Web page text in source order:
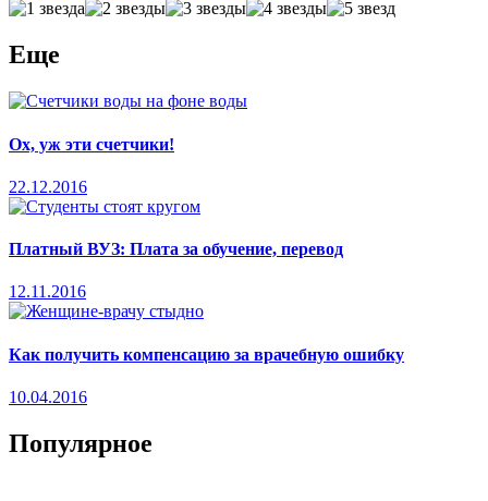
Еще
Ох, уж эти счетчики!
22.12.2016
Платный ВУЗ: Плата за обучение, перевод
12.11.2016
Как получить компенсацию за врачебную ошибку
10.04.2016
Популярное